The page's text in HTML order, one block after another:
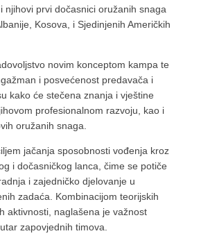
njihovi prvi dočasnici oružanih snaga
Kosova, i Sjedinjenih Američkih
novim konceptom kampa te
i posvećenost predavača i
kako će stečena znanja i vještine
profesionalnom razvoju, kao i
oružanih snaga.
jačanja sposobnosti vođenja kroz
i dočasničkog lanca, čime se potiče
i zajedničko djelovanje u
zadaća. Kombinacijom teorijskih
aktivnosti, naglašena je važnost
zapovjednih timova.